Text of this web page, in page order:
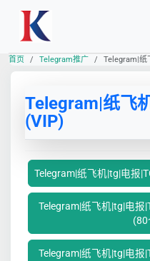
首页 Telegram推广 Telegram|纸
Telegram|纸飞
(VIP)
Telegram|纸飞机|tg|电报
Telegram|纸飞机|tg|电报
(80
Telegram|纸飞机|tg|电报